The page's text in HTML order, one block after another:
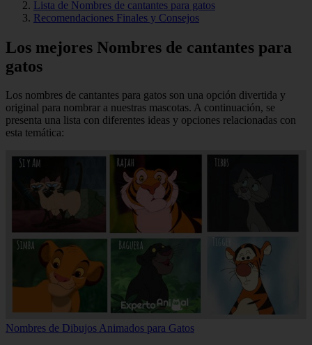
Lista de Nombres de cantantes para gatos
Recomendaciones Finales y Consejos
Los mejores Nombres de cantantes para
gatos
Los nombres de cantantes para gatos son una opción divertida y
original para nombrar a nuestras mascotas. A continuación, se
presenta una lista con diferentes ideas y opciones relacionadas con
esta temática:
Nombres de Dibujos Animados para Gatos